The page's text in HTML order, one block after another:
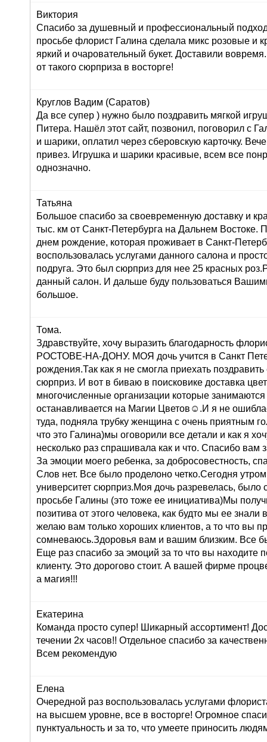
Виктория
Спасибо за душевный и профессиональный
просьбе флорист Галина сделала микс розовые и
яркий и очаровательный букет. Доставили
от такого сюрприза в восторге!
Круглов Вадим (Саратов)
Да все супер ) нужно было поздравить мягкой
Питера. Нашёл этот сайт, позвонил, поговорил с
и шарики, оплатил через сберовскую карточку.
привез. Игрушка и шарики красивые, всем все
однозначно.
Татьяна
Большое спасибо за своевременную доставку и
тыс. км от Санкт-Петербурга на Дальнем Востоке.
днем рождение, которая проживает в Санкт-
воспользовалась услугами данного салона и
подруга. Это был сюрприз для нее 25 красных
данный салон. И дальше буду пользоваться
большое.
Тома.
Здравствуйте, хочу выразить благодарность
РОСТОВЕ-НА-ДОНУ. МОЯ дочь учится в Санкт
рождения.Так как я не смогла приехать
сюрприз. И вот в биваю в поисковике доставка
многочисленные организации которые
останавливается на Магии Цветов☺.И я не
туда, подняла трубку женщина с очень приятным
что это Галина)мы оговорили все детали и как я
несколько раз спрашивала как и что. Спасибо вам
За эмоции моего ребенка, за добросовестность,
Слов нет. Все было проделоно четко.Сегодня
университет сюрприз.Моя дочь разревелась, было
просьбе Галины (это тоже ее инициатива)Мы
позитива от этого человека, как будто мы ее знали
желаю вам только хороших клиентов, а то что вы
сомневаюсь.Здоровья вам и вашим близким. Все
Еще раз спасибо за эмоций за то что вы находите
клиенту. Это дорогово стоит. А вашей фирме
а магия!!!
Екатерина
Команда просто супер! Шикарный ассортимент!
течении 2х часов!! Отдельное спасибо за
Всем рекомендую
Елена
Очередной раз воспользовалась услугами
на высшем уровне, все в восторге! Огромное
пунктуальность и за то, что умеете приносить